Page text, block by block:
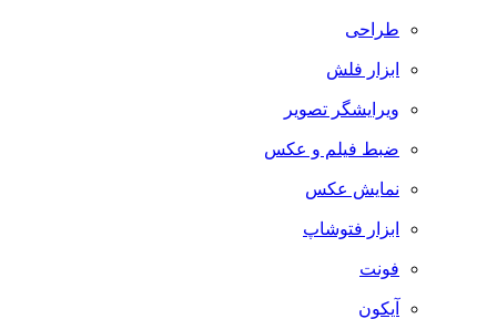
طراحی
ابزار فلش
ویرایشگر تصویر
ضبط فيلم و عكس
نمایش عکس
ابزار فتوشاپ
فونت
آیکون